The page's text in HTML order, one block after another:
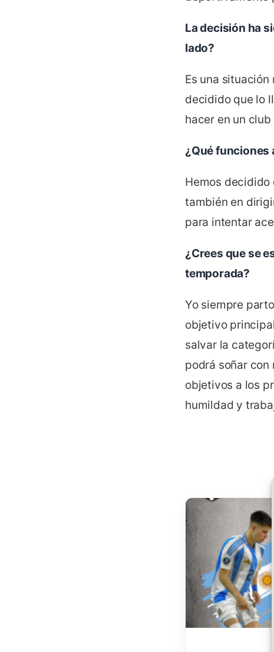
La decisión ha
lado?
Es una
decidido que lo
hacer en un
¿Qué funciones
Hemos decidido
también en
para intentar
¿Crees que se
temporada?
Yo siempre
objetivo
salvar la
podrá soñar con
objetivos a los
humildad y